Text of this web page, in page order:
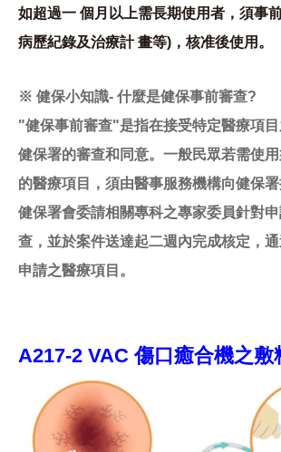
如超過一 個月以上需長期使用者，須事
病歷紀錄及治療計 畫等)，核准後使用。
※ 健保小知識- 什麼是健保事前審查?
"健保事前審查"是指在接受特定醫療項
健保署的審查和同意。一般民眾若需使
的醫療項目，須由醫事服務機構向健保署
健保署會委請相關專科之專家委員針對
查，並於案件送達起二週內完成核定，
申請之醫療項目。
A217-2 VAC 傷口癒合機之敷